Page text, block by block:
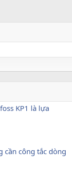
KP1 là lựa
cần công tắc dòng